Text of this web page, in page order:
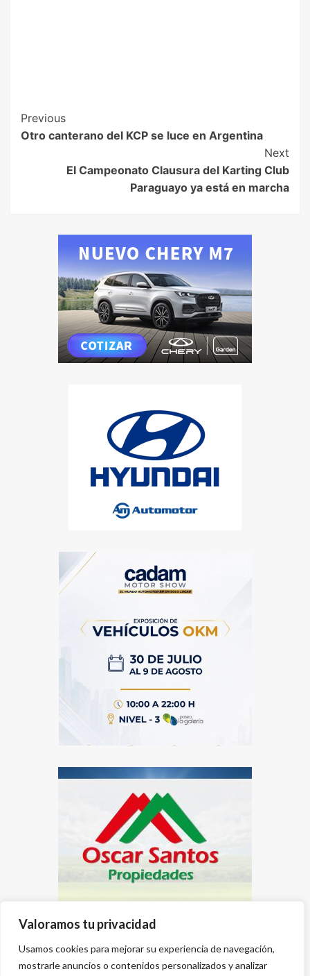
Valoramos tu privacidad
Usamos cookies para mejorar su experiencia de navegación,
mostrarle anuncios o contenidos personalizados y analizar
Previous
Otro canterano del KCP se luce en Argentina
Next
El Campeonato Clausura del Karting Club
Paraguayo ya está en marcha